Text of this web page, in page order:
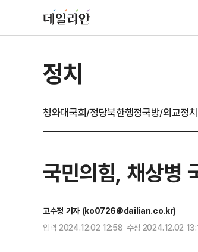
정치
청와대국회/정당북한행정국방/외교정
국민의힘, 채상병
고수정 기자 (ko0726@dailian.co.kr)
입력 2024.12.02 12:58 수정 2024.12.02